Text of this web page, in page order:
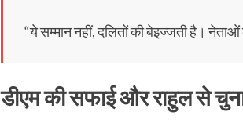
“ये सम्मान नहीं, दलितों की बेइज्जती है।
डीएम की सफाई और राहुल से